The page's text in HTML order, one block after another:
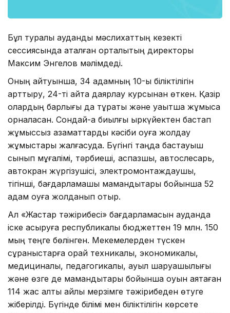
Бұл туралы аудандық мәслихаттың кезекті
сессиясында аталған орталықтың директоры
Максим Энгелов мәлімдеді.
Оның айтуынша, 34 адамның 10-ы біліктілігін
арттыру, 24-ті қайта даярлау курсынан өткен. Қазір
олардың барлығы да тұрақты және уақытша жұмысқа
орналасқан. Сондай-ақ биылғы қыркүйектен бастап
жұмыссыз азаматтарды кәсіби оқуға жолдау
жұмыстары жалғасуда. Бүгінгі таңда бастауыш
сынып мұғалімі, тәрбиеші, аспазшы, автослесарь,
автокран жүргізушісі, электромонтаждаушы,
тігінші, бағдарламашы мамандықтары бойынша 52
адам оқуға жолданып отыр.
Ал «Жастар тәжірибесі» бағдарламасын ауданда
іске асыруға республикалық бюджеттен 19 млн. 150
мың теңге бөлінген. Мекемелерден түскен
сұраныстарға орай техникалық, экономикалық,
медициналық, педагогикалық, ауыл шаруашылығы
және өзге де мамандықтары бойынша оқуын аяқтаған
114 жас алты айлық мерзімге тәжірибеден өтуге
жіберілді. Бүгінде білімі мен біліктілігін көрсете